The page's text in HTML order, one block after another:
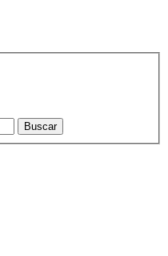
Buscar